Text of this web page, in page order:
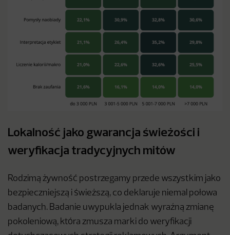
Lokalność jako gwarancja świeżości i
weryfikacja tradycyjnych mitów
Rodzimą żywność postrzegamy przede wszystkim jako
bezpieczniejszą i świeższą, co deklaruje niemal połowa
badanych. Badanie uwypukla jednak wyraźną zmianę
pokoleniową, która zmusza marki do weryfikacji